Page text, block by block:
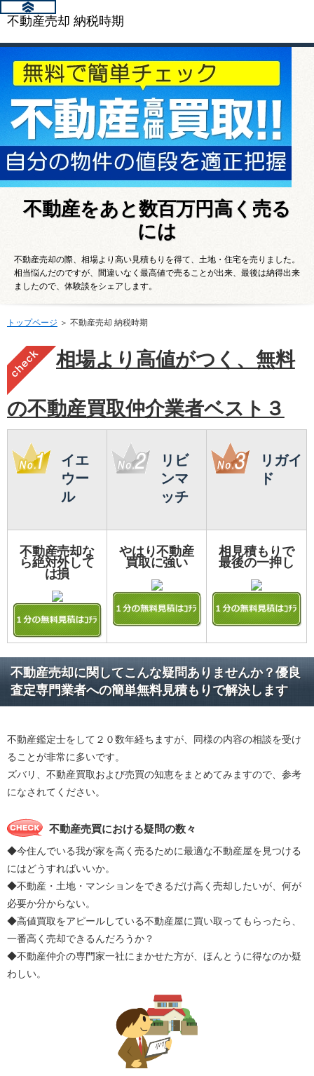
不動産売却 納税時期
不動産をあと数百万円高く売る
には
不動産売却の際、相場より高い見積もりを得て、土地・住宅を売りました。
相当悩んだのですが、間違いなく最高値で売ることが出来、最後は納得出来
ましたので、体験談をシェアします。
トップページ ＞ 不動産売却 納税時期
相場より高値がつく、無料
の不動産買取仲介業者ベスト３
イエ
ウー
ル
リビ
ンマ
ッチ
リガイ
ド
不動産売却な
ら絶対外して
は損
やはり不動産
買取に強い
相見積もりで
最後の一押し
不動産売却に関してこんな疑問ありませんか？優良
査定専門業者への簡単無料見積もりで解決します
不動産鑑定士をして２０数年経ちますが、同様の内容の相談を受け
ることが非常に多いです。
ズバリ、不動産買取および売買の知恵をまとめてみますので、参考
になされてください。
不動産売買における疑問の数々
◆今住んでいる我が家を高く売るために最適な不動産屋を見つける
にはどうすればいいか。
◆不動産・土地・マンションをできるだけ高く売却したいが、何が
必要か分からない。
◆高値買取をアピールしている不動産屋に買い取ってもらったら、
一番高く売却できるんだろうか？
◆不動産仲介の専門家一社にまかせた方が、ほんとうに得なのか疑
わしい。